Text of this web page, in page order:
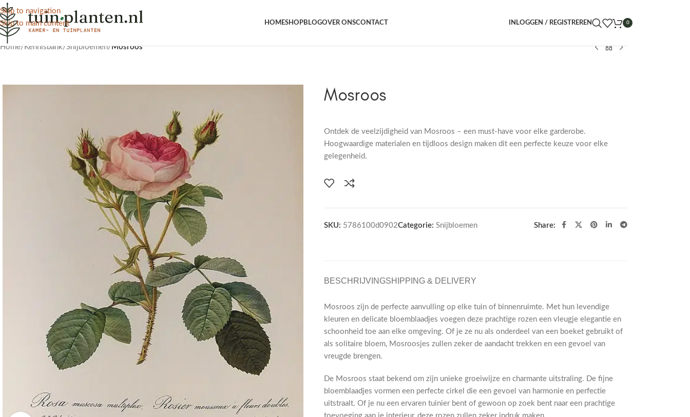
Skip to navigation
Skip to main content
HOMESHOPBLOGOVER ONSCONTACT INLOGGEN / REGISTREREN 0
Home/Kennisbank/Snijbloemen/Mosroos
Mosroos
Ontdek de veelzijdigheid van Mosroos – een must-have voor elke garderobe.
Hoogwaardige materialen en tijdloos design maken dit een perfecte keuze voor elke
gelegenheid.
SKU: 5786100d0902Categorie: Snijbloemen Share:
BESCHRIJVINGSHIPPING & DELIVERY
Mosroos zijn de perfecte aanvulling op elke tuin of binnenruimte. Met hun levendige
kleuren en delicate bloemblaadjes voegen deze prachtige rozen een vleugje elegantie en
schoonheid toe aan elke omgeving. Of je ze nu als onderdeel van een boeket gebruikt of
als solitaire bloem, Mosroosjes zullen zeker de aandacht trekken en een gevoel van
vreugde brengen.
De Mosroos staat bekend om zijn unieke groeiwijze en charmante uitstraling. De fijne
bloemblaadjes vormen een perfecte cirkel die een gevoel van harmonie en perfectie
uitstraalt. Of je nu een ervaren tuinier bent of gewoon op zoek bent naar een prachtige
toevoeging aan je interieur, deze rozen zullen zeker indruk maken.